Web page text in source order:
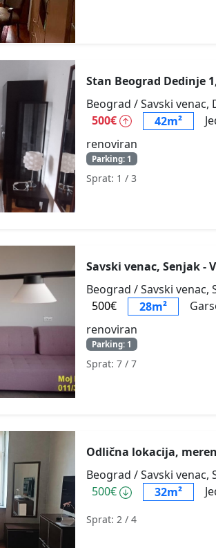
Stan Beograd Dedinje
Beograd / Savski venac,
500€
42m²
renoviran
Parking: 1
Sprat: 1 / 3
Savski venac, Senjak -
Beograd / Savski venac,
500€
28m²
renoviran
Parking: 1
Sprat: 7 / 7
Odlična lokacija,
Beograd / Savski venac,
500€
32m²
Sprat: 2 / 4